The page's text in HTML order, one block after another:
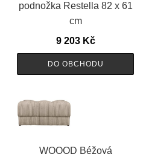
podnožka Restella 82 x 61
cm
9 203 Kč
DO OBCHODU
WOOOD Béžová